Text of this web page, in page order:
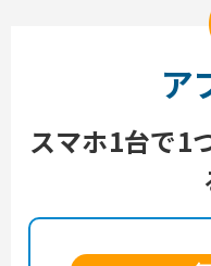
ア
スマホ1台で1